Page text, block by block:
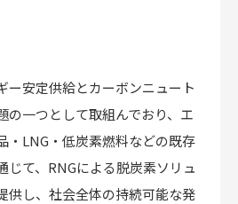
ー安定供給とカーボンニュート
の一つとして取組んでおり、エ
・LNG・低炭素燃料などの既存
じて、RNGによる脱炭素ソリュ
供し、社会全体の持続可能な発